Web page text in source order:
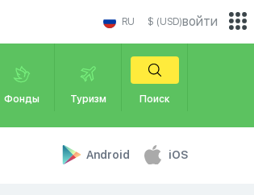
RU $ (USD)
Фонды Туризм Поиск
Android iOS
войти